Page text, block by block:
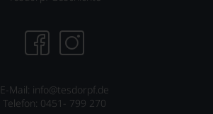
E-Mail: info@tesdorpf.de
Telefon: 0451- 799 270